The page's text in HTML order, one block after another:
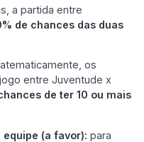
a partida entre
de chances das duas
os
entre Juventude x
de ter 10 ou mais
(a favor): para